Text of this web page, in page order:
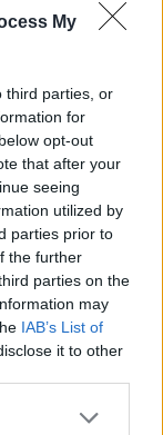
My
third parties, or
for
opt-out
that after your
seeing
utilized by
parties prior to
the further
parties on the
may
IAB’s List of
it to other
more Google